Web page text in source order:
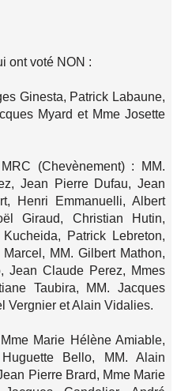
ont voté NON :
Ginesta, Patrick Labaune,
Myard et Mme Josette
(Chevènement) : MM.
Jean Pierre Dufau, Jean
Henri Emmanuelli, Albert
Giraud, Christian Hutin,
Patrick Lebreton,
MM. Gilbert Mathon,
Jean Claude Perez, Mmes
Taubira, MM. Jacques
Vergnier et Alain Vidalies.
Marie Hélène Amiable,
Bello, MM. Alain
Pierre Brard, Mme Marie